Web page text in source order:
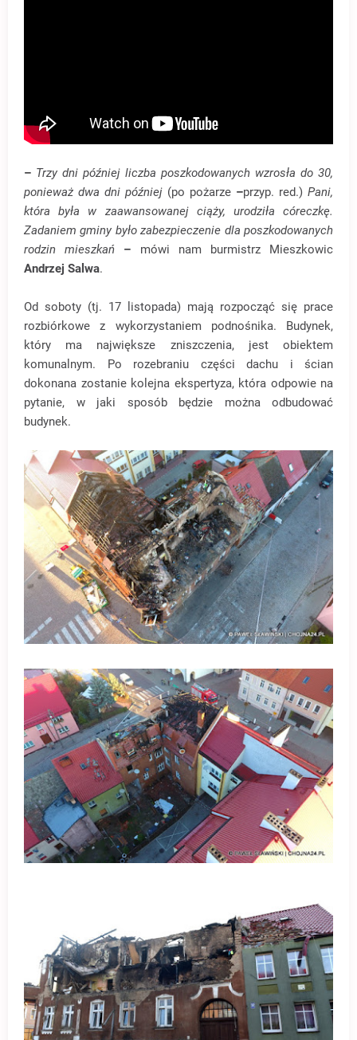
– Trzy dni później liczba poszkodowanych wzrosła do 30,
ponieważ dwa dni później (po pożarze –przyp. red.) Pani,
która była w zaawansowanej ciąży, urodziła córeczkę.
Zadaniem gminy było zabezpieczenie dla poszkodowanych
rodzin mieszkań
– mówi nam burmistrz Mieszkowic
Andrzej Salwa.
Od soboty (tj. 17 listopada) mają rozpocząć się prace
rozbiórkowe z wykorzystaniem podnośnika. Budynek,
który ma największe zniszczenia, jest obiektem
komunalnym. Po rozebraniu części dachu i ścian
dokonana zostanie kolejna ekspertyza, która odpowie na
pytanie, w jaki sposób będzie można odbudować
budynek.